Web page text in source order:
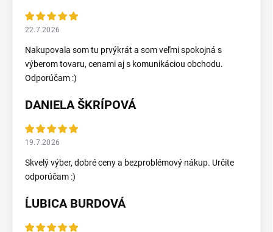
22.7.2026
Nakupovala som tu prvýkrát a som veľmi spokojná s
výberom tovaru, cenami aj s komunikáciou obchodu.
Odporúčam :)
DANIELA ŠKRÍPOVÁ
19.7.2026
Skvelý výber, dobré ceny a bezproblémový nákup. Určite
odporúčam :)
ĹUBICA BURDOVÁ